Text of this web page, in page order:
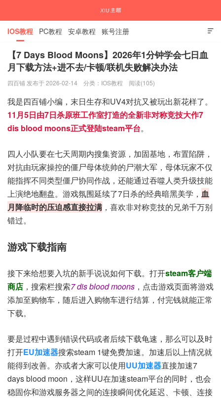
国内外APP下载注册教程

IOS教程 PC教程 安卓教程 账号注册
【7 Days Blood Moons】2026年1分钟学会七日血
月下载方法+进不去/卡顿/联机失败解决办法
四百铺 发布于 2026-02-14 分类： IOS教程 阅读(105)
我是四百铺小编，末日生存和UV4对抗又被玩出新花样了。
11月5日由7日杀原班工作室打造的全新非对称竞技大作7
dis blood moons正式登陆steam平台。
四人小队要在七天周期内搜集资源，加固基地，布置陷阱，
对抗由玩家操控的僵尸母体统帅的尸潮大军，母体玩家不仅
能指挥不同类型僵尸协同作战，还能通过吞噬人类升级技能
上演绝地翻盘。游戏氛围延续了7日杀的经典暗黑美学， 血
月降临时的压迫感直接拉满 ，喜欢非对称竞技的兄弟千万别
错过。
游戏下载指南
接下来给想要入坑的新手说说如何下载。打开steam客户端
商店 ，搜索栏搜索7 dis blood moons ，点击游戏页面将游戏
添加至购物车，随后进入购物车进行结算，付完钱就能正常
下载。
要是过程中遇到错误代码或者后续下载龟速，那么可以及时
打开EU加速器搜索steam 1键免费加速。加速后以上情况就
能得到改善。亦或者大家可以使用UU加速器直接加速7
days blood moon，这样UU在加速steam平台的同时，也会
稳固你和游戏服务器之间的连接瞬间优化延迟、卡顿、连接